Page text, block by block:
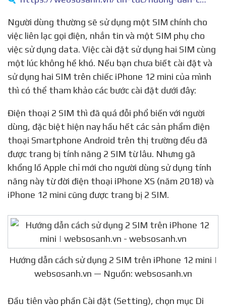
Người dùng thường sẽ sử dụng một SIM chính cho
việc liên lạc gọi điện, nhắn tin và một SIM phụ cho
việc sử dụng data. Việc cài đặt sử dụng hai SIM cùng
một lúc không hề khó. Nếu bạn chưa biết cài đặt và
sử dụng hai SIM trên chiếc iPhone 12 mini của mình
thì có thể tham khảo các bước cài đặt dưới đây:
Điện thoại 2 SIM thì đã quá đỗi phổ biến với người
dùng, đặc biệt hiện nay hầu hết các sản phẩm điện
thoại Smartphone Android trên thị trường đều đã
được trang bị tính năng 2 SIM từ lâu. Nhưng gã
khổng lồ Apple chỉ mới cho người dùng sử dụng tính
năng này từ đời điện thoại iPhone XS (năm 2018) và
iPhone 12 mini cũng được trang bị 2 SIM.
Hướng dẫn cách sử dụng 2 SIM trên iPhone 12 mini |
websosanh.vn — Nguồn: websosanh.vn
Đầu tiên vào phần Cài đặt (Setting), chọn mục Di